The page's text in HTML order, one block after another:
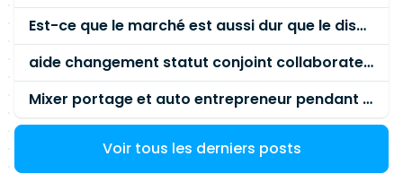
Est-ce que le marché est aussi dur que le disent les commerciaux ?
aide changement statut conjoint collaborateur
Mixer portage et auto entrepreneur pendant des années - quel risque ?
Voir tous les derniers posts